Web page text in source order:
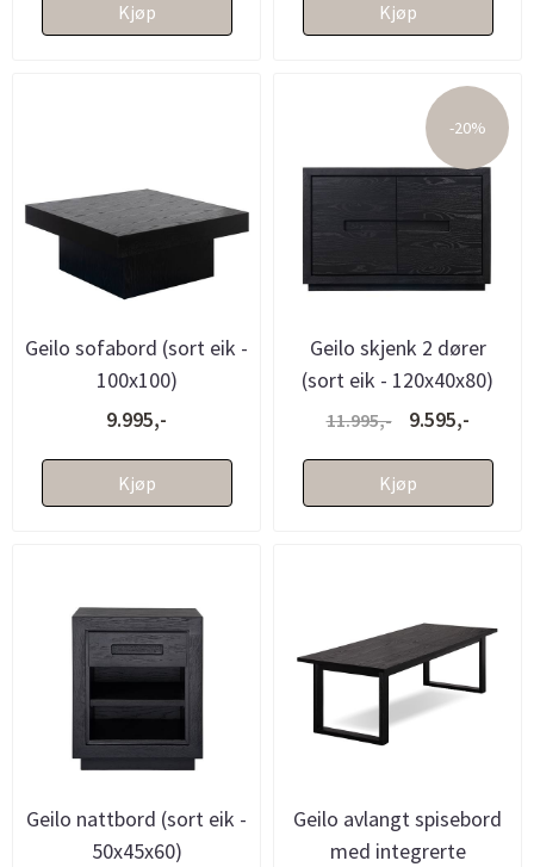
Kjøp Kjøp
Geilo sofabord (sort eik -
100x100)
9.995,-
Kjøp
-20%
Geilo skjenk 2 dører
(sort eik - 120x40x80)
11.995,- 9.595,-
Kjøp
Geilo nattbord (sort eik -
50x45x60)
Geilo avlangt spisebord
med integrerte